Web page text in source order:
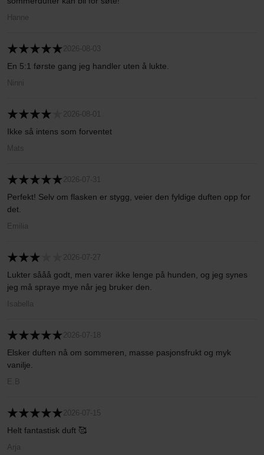
Hanne
2026-08-03
En 5:1 første gang jeg handler uten å lukte.
Ninni
2026-08-01
Ikke så intens som forventet
Mats
2026-07-31
Perfekt! Selv om flasken er stygg, veier den fyldige duften opp for
det.
Emilia
2026-07-27
Lukter sååå godt, men varer ikke lenge på hunden, og jeg synes
jeg må spraye mye når jeg bruker den.
Isabella
2026-07-18
Elsker duften nå om sommeren, masse pasjonsfrukt og myk
vanilje.
E.B
2026-07-15
Helt fantastisk duft 🥰
Arja